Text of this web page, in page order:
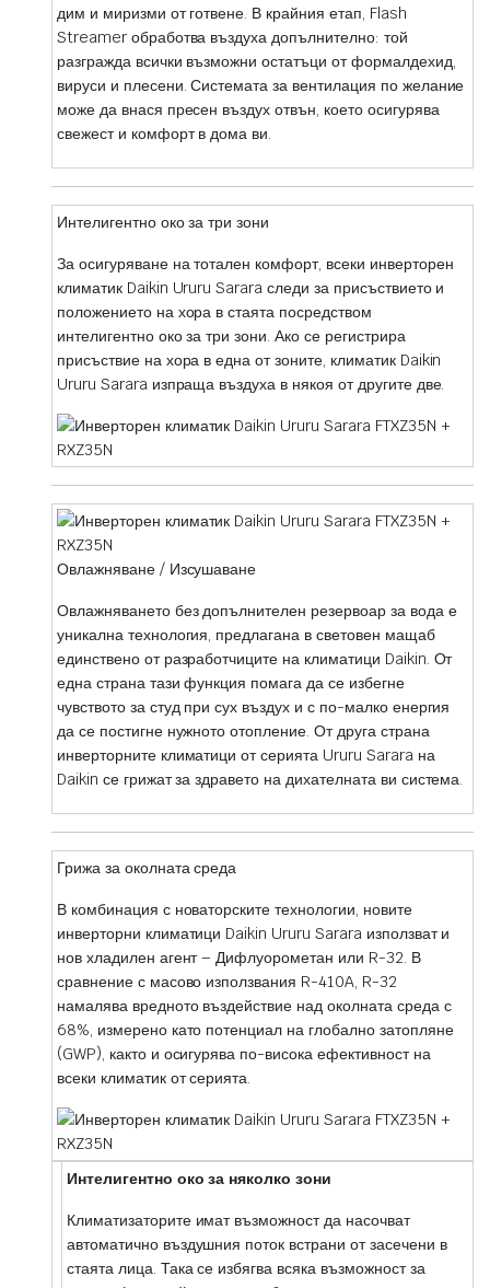
дим и миризми от готвене. В крайния етап, Flash
Streamer обработва въздуха допълнително: той
разгражда всички възможни остатъци от формалдехид,
вируси и плесени. Системата за вентилация по желание
може да внася пресен въздух отвън, което осигурява
свежест и комфорт в дома ви.
Интелигентно око за три зони
За осигуряване на тотален комфорт, всеки инверторен
климатик Daikin Ururu Sarara следи за присъствието и
положението на хора в стаята посредством
интелигентно око за три зони. Ако се регистрира
присъствие на хора в една от зоните, климатик Daikin
Ururu Sarara изпраща въздуха в някоя от другите две.
Овлажняване / Изсушаване
Овлажняването без допълнителен резервоар за вода е
уникална технология, предлагана в световен мащаб
единствено от разработчиците на климатици Daikin. От
една страна тази функция помага да се избегне
чувството за студ при сух въздух и с по-малко енергия
да се постигне нужното отопление. От друга страна
инверторните климатици от серията Ururu Sarara на
Daikin се грижат за здравето на дихателната ви система.
Грижа за околната среда
В комбинация с новаторските технологии, новите
инверторни климатици Daikin Ururu Sarara използват и
нов хладилен агент – Дифлуорометан или R-32. В
сравнение с масово използвания R-410A, R-32
намалява вредното въздействие над околната среда с
68%, измерено като потенциал на глобално затопляне
(GWP), както и осигурява по-висока ефективност на
всеки климатик от серията.
Интелигентно око за няколко зони
Климатизаторите имат възможност да насочват
автоматично въздушния поток встрани от засечени в
стаята лица. Така се избягва всяка възможност за